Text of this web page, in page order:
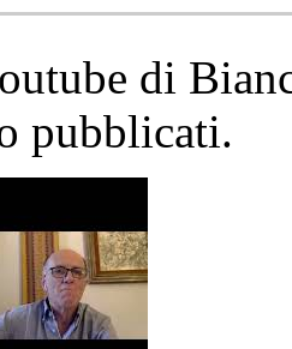
di
pubblicati.